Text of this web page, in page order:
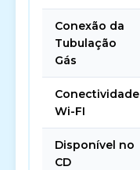
Conexão da
Tubulação
Gás
Conectividade
Wi-FI
Disponível no
CD